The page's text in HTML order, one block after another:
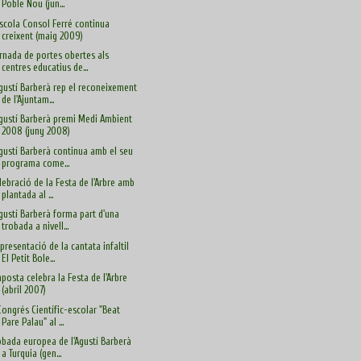
Poble Nou (jun...
Consol Ferré continua
creixent (maig 2009)
de portes obertes als
centres educatius de...
Barberà rep el reconeixement
de l'Ajuntam...
Barberà premi Medi Ambient
2008 (juny 2008)
Barberà continua amb el seu
programa come...
de la Festa de l'Arbre amb
plantada al ...
Barberà forma part d'una
trobada a nivell...
de la cantata infaltil
El Petit Bole...
celebra la Festa de l'Arbre
(abril 2007)
Científic-escolar "Beat
Pare Palau" al ...
europea de l'Agustí Barberà
a Turquia (gen...